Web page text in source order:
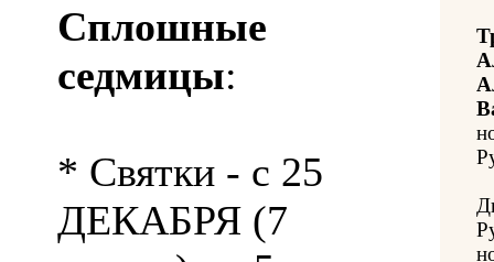
Сплошные
седмицы:
* Святки - с 25
ДЕКАБРЯ (7